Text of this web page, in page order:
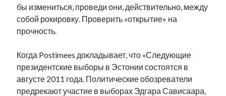
Михаил Стальнухин:
Отзывы и предложения по блогу:
anton.stalnuhhin@gmail.com
бы измениться, проведи они, действительно, между
собой рокировку. Проверить «открытие» на
прочность.
Когда Postimees докладывает, что «Следующие
президентские выборы в Эстонии состоятся в
августе 2011 года. Политические обозреватели
предрекают участие в выборах Эдгара Сависаара,